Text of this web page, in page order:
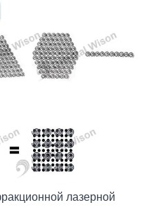
лазерной